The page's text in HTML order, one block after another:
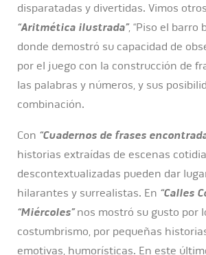
disparatadas y divertidas. Vimos
“Aritmética ilustrada”, “Piso el barro
donde demostró su capacidad de
por el juego con la construcción de
las palabras y números, y sus
combinación.
Con “Cuadernos de frases
historias extraídas de escenas
descontextualizadas pueden dar
hilarantes y surrealistas. En “Calles
“Miércoles”nos mostró su gusto por
costumbrismo, por pequeñas
emotivas, humorísticas. En este